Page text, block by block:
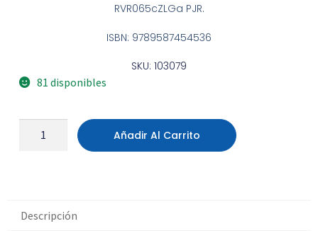
RVR065cZLGa PJR.
ISBN: 9789587454536
SKU: 103079
81 disponibles
Añadir Al Carrito
Descripción